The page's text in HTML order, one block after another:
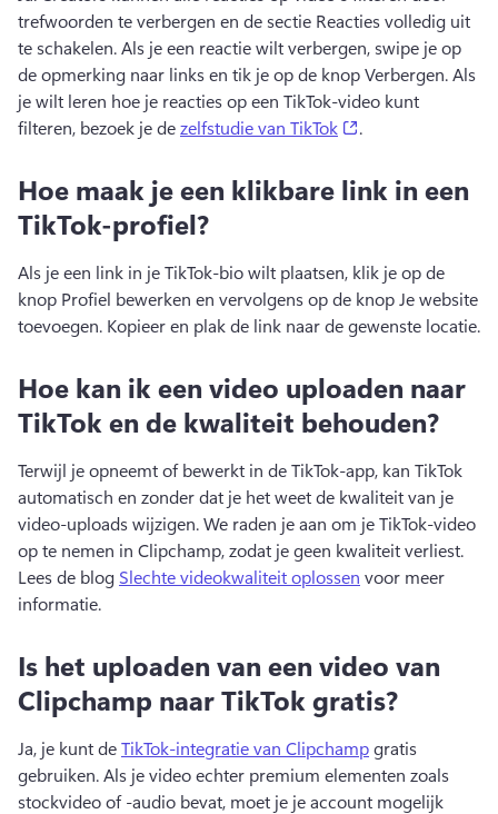
trefwoorden te verbergen en de sectie Reacties volledig uit
te schakelen. Als je een reactie wilt verbergen, swipe je op
de opmerking naar links en tik je op de knop Verbergen. Als
je wilt leren hoe je reacties op een TikTok-video kunt
filteren, bezoek je de zelfstudie van TikTok .
Hoe maak je een klikbare link in een
TikTok-profiel?
Als je een link in je TikTok-bio wilt plaatsen, klik je op de
knop Profiel bewerken en vervolgens op de knop Je website
toevoegen.
Hoe kan ik een video uploaden naar
TikTok en de kwaliteit behouden?
Terwijl je opneemt of bewerkt in de TikTok-app, kan TikTok
automatisch en zonder dat je het weet de kwaliteit van je
video-uploads wijzigen. We raden je aan om je TikTok-video
Lees de blog Slechte videokwaliteit oplossen voor meer
informatie.
Is het uploaden van een video van
Clipchamp naar TikTok gratis?
Ja, je kunt de TikTok-integratie van Clipchamp gratis
gebruiken. Als je video echter premium elementen zoals
stockvideo of -audio bevat, moet je je account mogelijk